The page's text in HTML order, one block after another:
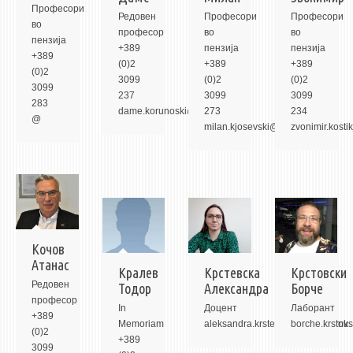
WATERBRIDGING
CIRASIM
ENERGET
AIR QUALITY MODELLING
ИНФОРМАЦИИ ОД ЈАВЕН КАРАКТЕР
АНКЕТИ И САМОЕВАЛУАЦИИ
ЗАВРШНИ СМЕТКИ
ТЕЛЕФОНСКИ ИМЕНИК
ALUMNI MFS
ИЗВЕСТУВАЊА
Професори
во
пензија
+389
(0)2
3099
283
@
Редовeн
професор
+389
(0)2
3099
237
dame.korunoski@mf.edu.mk
Професори
во
пензија
+389
(0)2
3099
273
milan.kjosevski@mf.edu.mk
Професори
во
пензија
+389
(0)2
3099
234
Кочов
Атанас
Редовeн
професор
+389
(0)2
3099
Кралев
Тодор
In
Memoriam
+389
Крстевска
Александра
Доцент
aleksandra.krstevska@mf.edu.mk
Крстовски
Борче
Лаборант